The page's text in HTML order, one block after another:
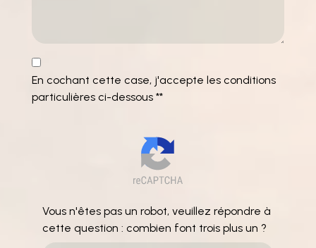
En cochant cette case, j'accepte les conditions
particulières ci-dessous **
Vous n'êtes pas un robot, veuillez répondre à
cette question : combien font trois plus un ?